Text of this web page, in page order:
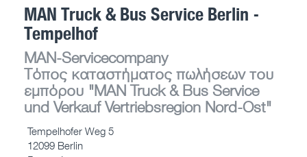
MAN Truck & Bus Service Berlin -
Tempelhof
MAN-Servicecompany
Τόπος καταστήματος πωλήσεων του
εμπόρου "MAN Truck & Bus Service
und Verkauf Vertriebsregion Nord-Ost"
Tempelhofer Weg 5
12099 Berlin